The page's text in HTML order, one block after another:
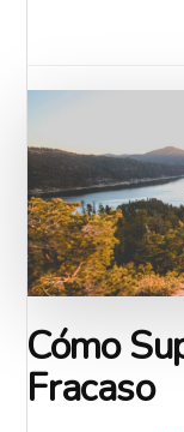
Cómo
Fracaso